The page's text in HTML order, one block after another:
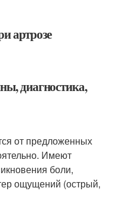
артрозе
диагностика,
от предложенных
Имеют
боли,
ощущений (острый,